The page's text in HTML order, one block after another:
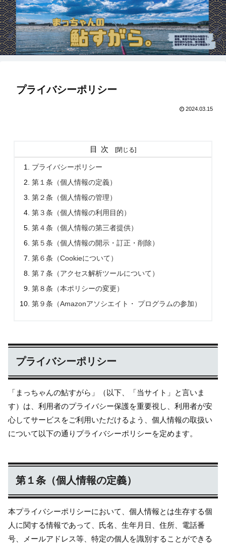
プライバシーポリシー
2024.03.15
目次
プライバシーポリシー
第１条（個人情報の定義）
第２条（個人情報の管理）
第３条（個人情報の利用目的）
第４条（個人情報の第三者提供）
第５条（個人情報の開示・訂正・削除）
第６条（Cookieについて）
第７条（アクセス解析ツールについて）
第８条（本ポリシーの変更）
第９条（Amazonアソシエイト・ プログラムの参加）
プライバシーポリシー
「まっちゃんの鮎すがら」（以下、「当サイト」と言いま
す）は、利用者のプライバシー保護を重要視し、利用者が安
心してサービスをご利用いただけるよう、個人情報の取扱い
について以下の通りプライバシーポリシーを定めます。
第１条（個人情報の定義）
本プライバシーポリシーにおいて、個人情報とは生存する個
人に関する情報であって、氏名、生年月日、住所、電話番
号、メールアドレス等、特定の個人を識別することができる